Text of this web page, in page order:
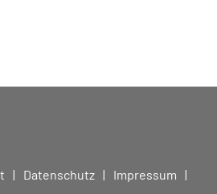
Datenschutz Impressum